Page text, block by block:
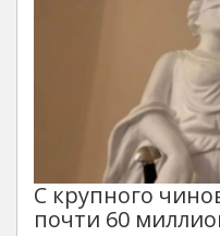
С крупного
почти 60